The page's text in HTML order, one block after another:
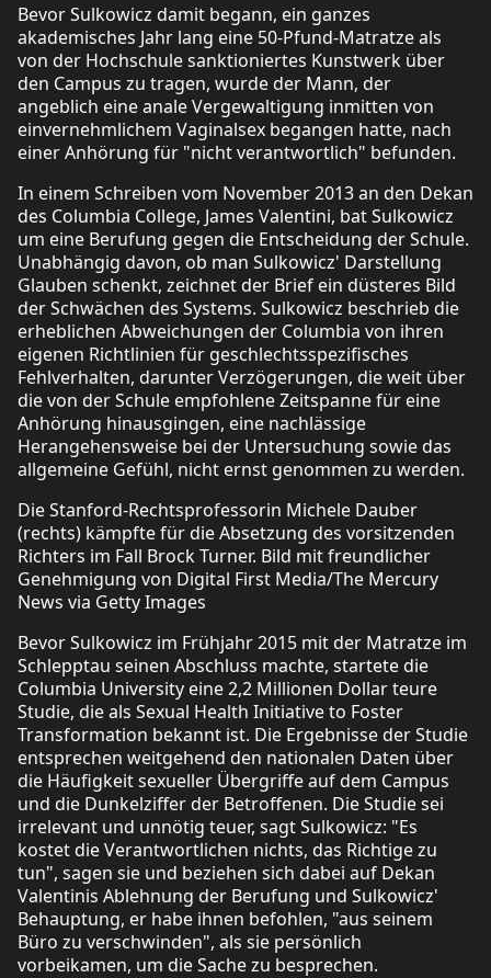
Bevor Sulkowicz damit begann, ein ganzes
akademisches Jahr lang eine 50-Pfund-Matratze als
von der Hochschule sanktioniertes Kunstwerk über
den Campus zu tragen, wurde der Mann, der
angeblich eine anale Vergewaltigung inmitten von
einvernehmlichem Vaginalsex begangen hatte, nach
einer Anhörung für "nicht verantwortlich" befunden.
In einem Schreiben vom November 2013 an den Dekan
des Columbia College, James Valentini, bat Sulkowicz
um eine Berufung gegen die Entscheidung der Schule.
Unabhängig davon, ob man Sulkowicz' Darstellung
Glauben schenkt, zeichnet der Brief ein düsteres Bild
der Schwächen des Systems. Sulkowicz beschrieb die
erheblichen Abweichungen der Columbia von ihren
eigenen Richtlinien für geschlechtsspezifisches
Fehlverhalten, darunter Verzögerungen, die weit über
die von der Schule empfohlene Zeitspanne für eine
Anhörung hinausgingen, eine nachlässige
Herangehensweise bei der Untersuchung sowie das
allgemeine Gefühl, nicht ernst genommen zu werden.
Die Stanford-Rechtsprofessorin Michele Dauber
(rechts) kämpfte für die Absetzung des vorsitzenden
Richters im Fall Brock Turner. Bild mit freundlicher
Genehmigung von Digital First Media/The Mercury
News via Getty Images
Bevor Sulkowicz im Frühjahr 2015 mit der Matratze im
Schlepptau seinen Abschluss machte, startete die
Columbia University eine 2,2 Millionen Dollar teure
Studie, die als Sexual Health Initiative to Foster
Transformation bekannt ist. Die Ergebnisse der Studie
entsprechen weitgehend den nationalen Daten über
die Häufigkeit sexueller Übergriffe auf dem Campus
und die Dunkelziffer der Betroffenen. Die Studie sei
irrelevant und unnötig teuer, sagt Sulkowicz: "Es
kostet die Verantwortlichen nichts, das Richtige zu
tun", sagen sie und beziehen sich dabei auf Dekan
Valentinis Ablehnung der Berufung und Sulkowicz'
Behauptung, er habe ihnen befohlen, "aus seinem
Büro zu verschwinden", als sie persönlich
vorbeikamen, um die Sache zu besprechen.